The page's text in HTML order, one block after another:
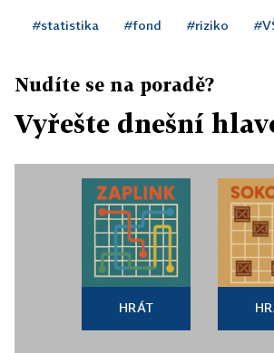
#statistika #fond #riziko
Nudíte se na poradě?
Vyřešte dnešní
HRÁT